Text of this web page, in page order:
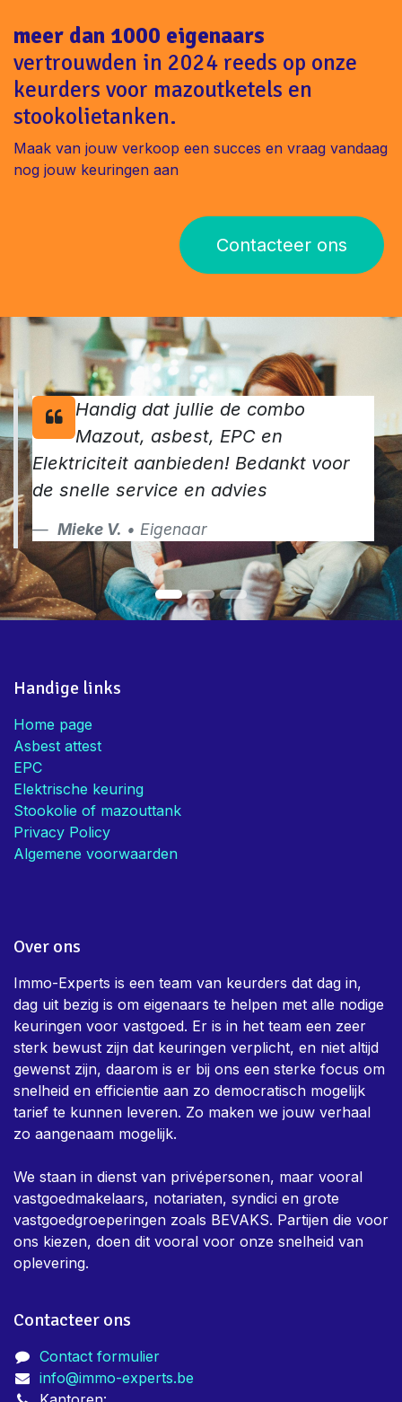
meer dan 1000 eigenaars
vertrouwden in 2024 reeds op onze
keurders voor mazoutketels en
stookolietanken.
Maak van jouw verkoop een succes en vraag vandaag
nog jouw keuringen aan
Contacteer ons
Handig dat jullie de combo
Mazout, asbest, EPC en
Elektriciteit aanbieden! Bedankt voor
de snelle service en advies
Mieke V. • Eigenaar
Handige links
Home page
Asbest attest
EPC
Elektrische keuring
Stookolie of mazouttank
Privacy Policy
Algemene voorwaarden
Over ons
Immo-Experts is een team van keurders dat dag in,
dag uit bezig is om eigenaars te helpen met alle nodige
keuringen voor vastgoed. Er is in het team een zeer
sterk bewust zijn dat keuringen verplicht, en niet altijd
gewenst zijn, daarom is er bij ons een sterke focus om
snelheid en efficientie aan zo democratisch mogelijk
tarief te kunnen leveren. Zo maken we jouw verhaal
zo aangenaam mogelijk.
We staan in dienst van privépersonen, maar vooral
vastgoedmakelaars, notariaten, syndici en grote
vastgoedgroeperingen zoals BEVAKS. Partijen die voor
ons kiezen, doen dit vooral voor onze snelheid van
oplevering.
Contacteer ons
Contact formulier
info@immo-experts.be